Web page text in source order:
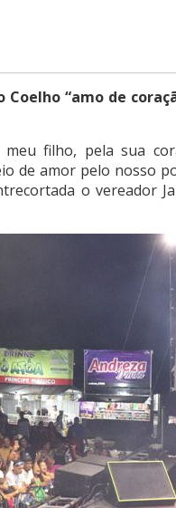
“amo de
meu filho, pela sua
de amor pelo nosso
o vereador